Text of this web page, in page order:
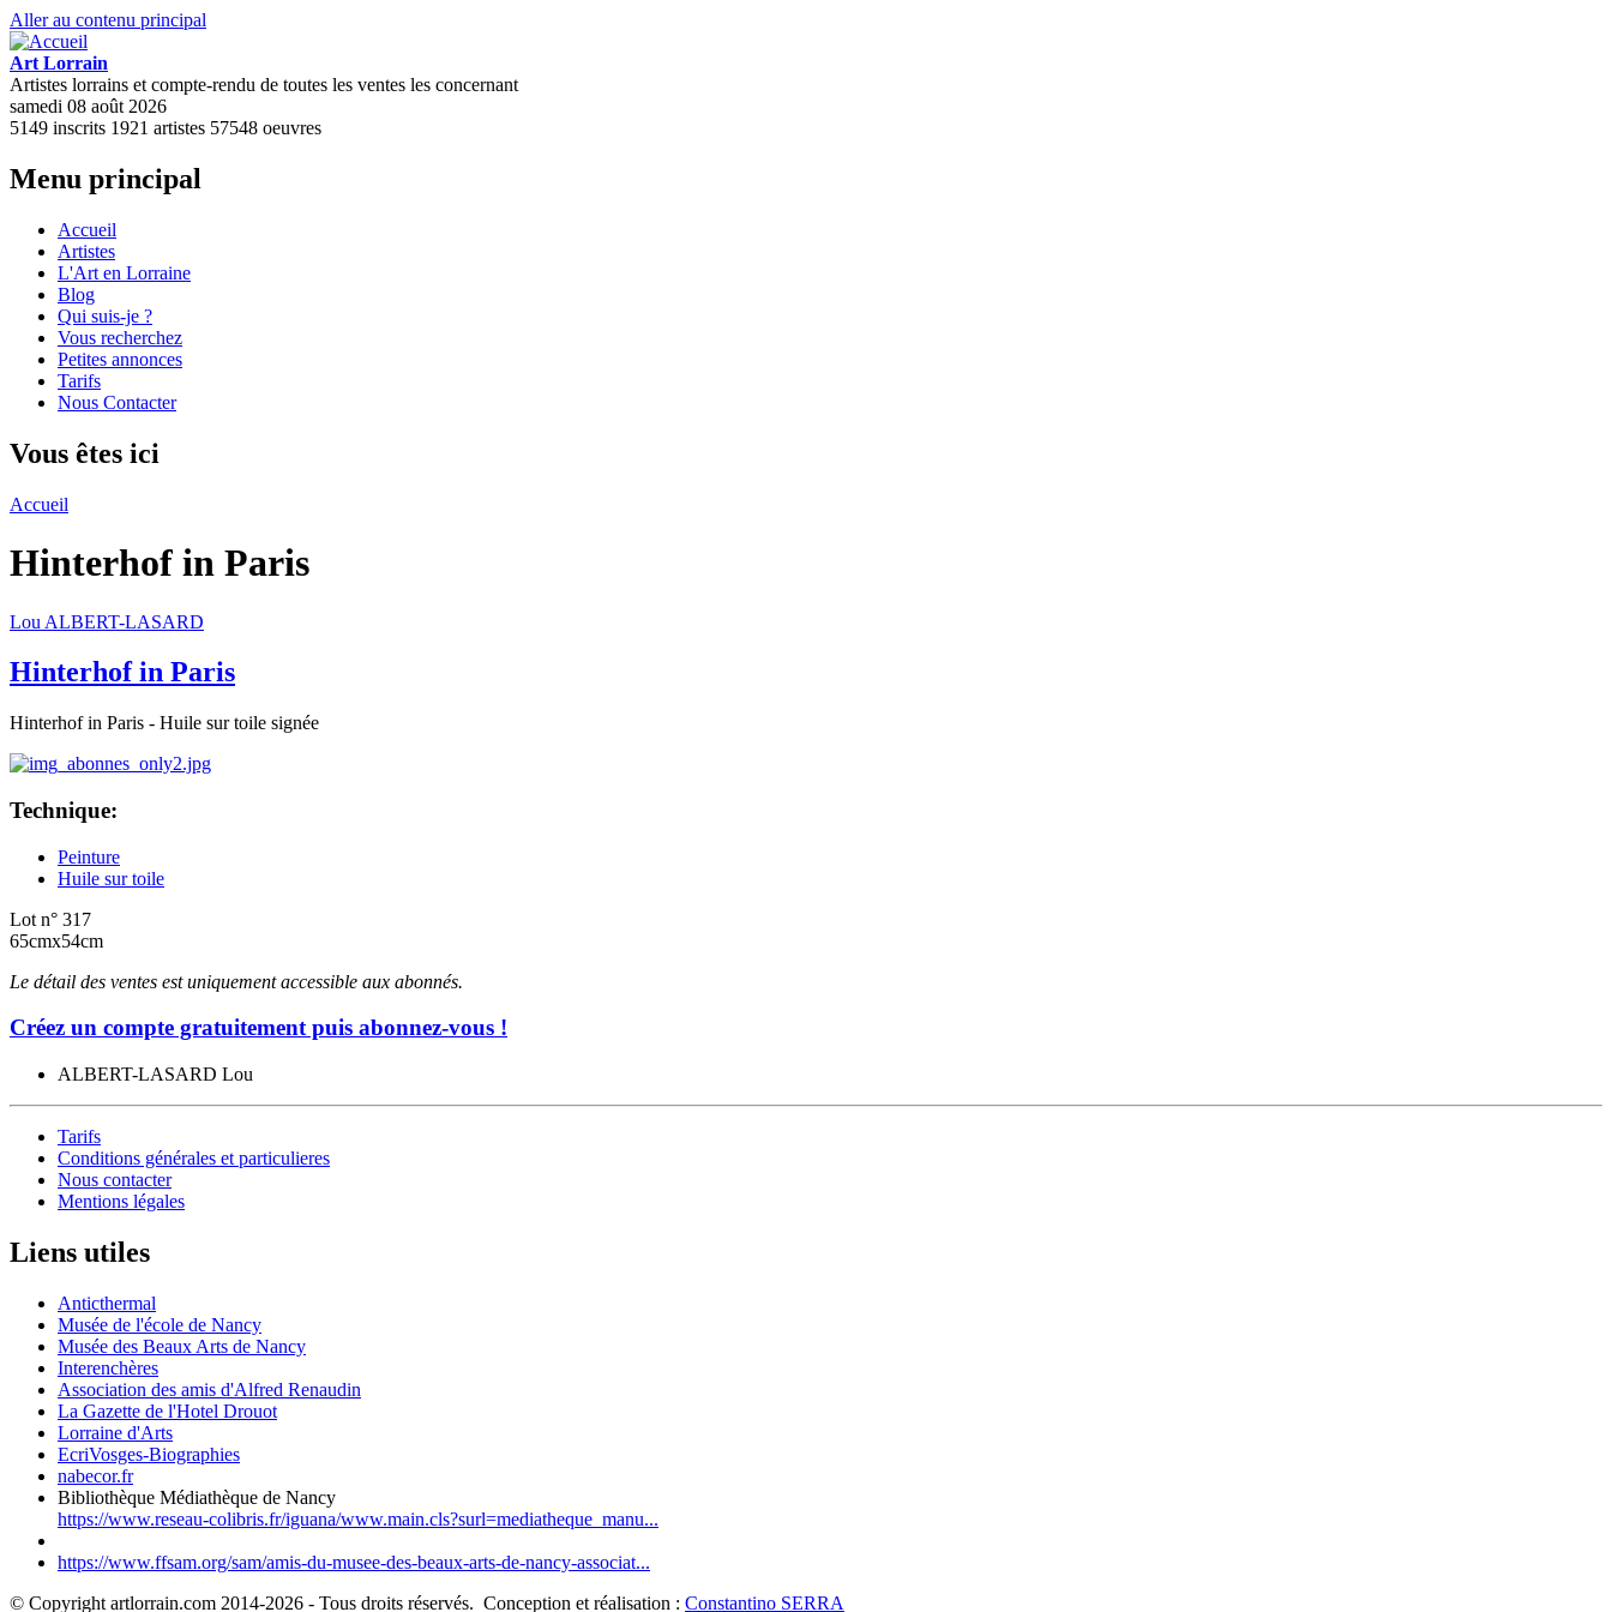
Aller au contenu principal
Art Lorrain
Artistes lorrains et compte-rendu de toutes les ventes les concernant
samedi 08 août 2026
5149 inscrits 1921 artistes 57548 oeuvres
Menu principal
Accueil
Artistes
L'Art en Lorraine
Blog
Qui suis-je ?
Vous recherchez
Petites annonces
Tarifs
Nous Contacter
Vous êtes ici
Accueil
Hinterhof in Paris
Lou ALBERT-LASARD
Hinterhof in Paris
Hinterhof in Paris - Huile sur toile signée
Technique:
Peinture
Huile sur toile
Lot n° 317
65cmx54cm
Le détail des ventes est uniquement accessible aux abonnés.
Créez un compte gratuitement puis abonnez-vous !
ALBERT-LASARD Lou
Tarifs
Conditions générales et particulieres
Nous contacter
Mentions légales
Liens utiles
Anticthermal
Musée de l'école de Nancy
Musée des Beaux Arts de Nancy
Interenchères
Association des amis d'Alfred Renaudin
La Gazette de l'Hotel Drouot
Lorraine d'Arts
EcriVosges-Biographies
nabecor.fr
Bibliothèque Médiathèque de Nancy
https://www.reseau-colibris.fr/iguana/www.main.cls?surl=mediatheque_manu...
https://www.ffsam.org/sam/amis-du-musee-des-beaux-arts-de-nancy-associat...
© Copyright artlorrain.com 2014-2026 - Tous droits réservés. Conception et réalisation : Constantino SERRA